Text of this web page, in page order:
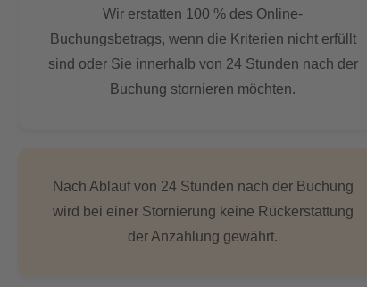
Wir erstatten 100 % des Online-
Buchungsbetrags, wenn die Kriterien nicht erfüllt
sind oder Sie innerhalb von 24 Stunden nach der
Buchung stornieren möchten.
Nach Ablauf von 24 Stunden nach der Buchung
wird bei einer Stornierung keine Rückerstattung
der Anzahlung gewährt.